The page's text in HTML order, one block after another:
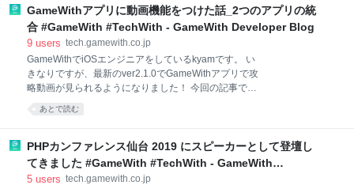
のマンガを配信・販売するスマートフォン向け WEB
は PRLT などの広報系のイベントにも顔を出したりし
ています。 はじめに 今年の 3 月に 2 人目の子供(次男)
が生まれたので、GameWith として初の男性の育休を
約 1.5 ヶ月間取得しました。今年のゴールデンウィー
クは 10 連休ということもあり、実質的には 2 ヶ月近
く仕事から離れていました。 ちなみに 1 人目(長男)の
で約 2 週間は育児に専念できていました。 長男を出産
サポー
GameWithアプリに動画機能をつけた話_2つのアプリの統
合 #GameWith #TechWith - GameWith Developer Blog
9 users tech.gamewith.co.jp
GameWithでiOSエンジニアをしているkyamです。 い
きなりですが、最新のver2.1.0でGameWithアプリで攻
略動画が見られるようになりました！ 今回の記事では
GameWithアプリに攻略動画を閲覧する機能をつけた
話をしています。 GameWith ゲームウィズ GameWith,
プリを専任で担当していましたが、プロダクトの方針
転換によりMippleの機能を本体アプリに統合すること
になりました。 この統合の過程で、どのように開発を
あとで読む
PHPカンファレンス仙台 2019 にスピーカーとして登壇し
てきました #GameWith #TechWith - GameWith
Developer Blog
5 users tech.gamewith.co.jp